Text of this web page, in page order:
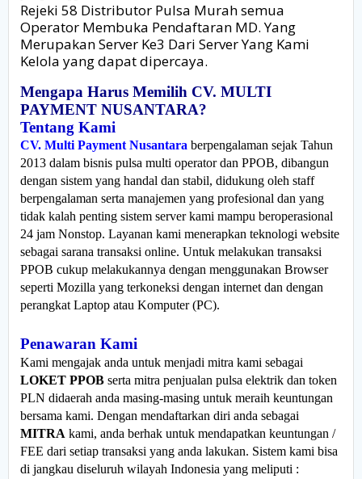
Rejeki 58 Distributor Pulsa Murah semua
Operator Membuka Pendaftaran MD. Yang
Merupakan Server Ke3 Dari Server Yang Kami
Kelola yang dapat dipercaya.
Mengapa Harus Memilih CV. MULTI
PAYMENT NUSANTARA?
Tentang Kami
CV. Multi Payment Nusantara berpengalaman sejak Tahun
2013 dalam bisnis pulsa multi operator dan PPOB, dibangun
dengan sistem yang handal dan stabil, didukung oleh staff
berpengalaman serta manajemen yang profesional dan yang
tidak kalah penting sistem server kami mampu beroperasional
24 jam Nonstop. Layanan kami menerapkan teknologi website
sebagai sarana transaksi online. Untuk melakukan transaksi
PPOB cukup melakukannya dengan menggunakan Browser
seperti Mozilla yang terkoneksi dengan internet dan dengan
perangkat Laptop atau Komputer (PC).
Penawaran Kami
Kami mengajak anda untuk menjadi mitra kami sebagai
LOKET PPOB serta mitra penjualan pulsa elektrik dan token
PLN didaerah anda masing-masing untuk meraih keuntungan
bersama kami. Dengan mendaftarkan diri anda sebagai
MITRA kami, anda berhak untuk mendapatkan keuntungan /
FEE dari setiap transaksi yang anda lakukan. Sistem kami bisa
di jangkau diseluruh wilayah Indonesia yang meliputi :